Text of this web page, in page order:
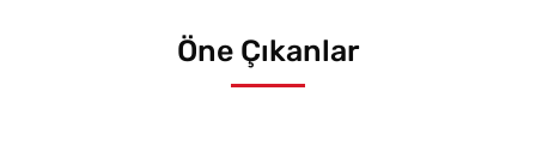
Öne Çıkanlar